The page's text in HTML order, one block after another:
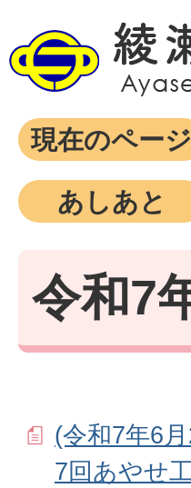
現在のページ
あしあと
令和7
(令和7年6
7回あやせ